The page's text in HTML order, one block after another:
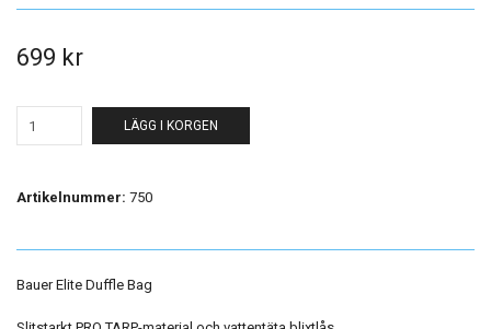
699 kr
LÄGG I KORGEN
Artikelnummer: 750
Bauer Elite Duffle Bag